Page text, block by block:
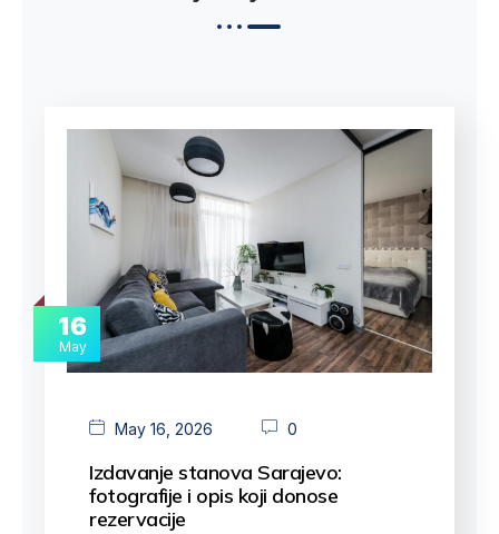
16
May
May 16, 2026 0
Izdavanje stanova Sarajevo:
fotografije i opis koji donose
rezervacije